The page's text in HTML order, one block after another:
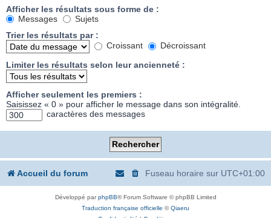
Afficher les résultats sous forme de :
Messages
Sujets
Trier les résultats par :
Croissant
Décroissant
Limiter les résultats selon leur ancienneté :
Afficher seulement les premiers :
Saisissez « 0 » pour afficher le message dans son intégralité.
caractères des messages
Accueil du forum Fuseau horaire sur UTC+01:00
Développé parphpBB® Forum Software © phpBB Limited
Traduction française officielle ©Qiaeru